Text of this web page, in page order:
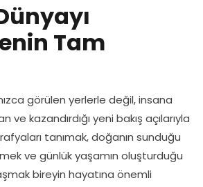
Tam
görülen yerlerle değil, insana
kazandırdığı yeni bakış açılarıyla
tanımak, doğanın sunduğu
ve günlük yaşamın oluşturduğu
bireyin hayatına önemli